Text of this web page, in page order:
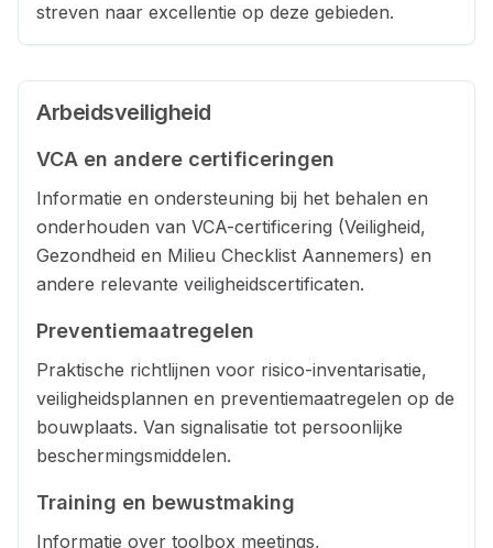
streven naar excellentie op deze gebieden.
Arbeidsveiligheid
VCA en andere certificeringen
Informatie en ondersteuning bij het behalen en
onderhouden van VCA-certificering (Veiligheid,
Gezondheid en Milieu Checklist Aannemers) en
andere relevante veiligheidscertificaten.
Preventiemaatregelen
Praktische richtlijnen voor risico-inventarisatie,
veiligheidsplannen en preventiemaatregelen op de
bouwplaats. Van signalisatie tot persoonlijke
beschermingsmiddelen.
Training en bewustmaking
Informatie over toolbox meetings,